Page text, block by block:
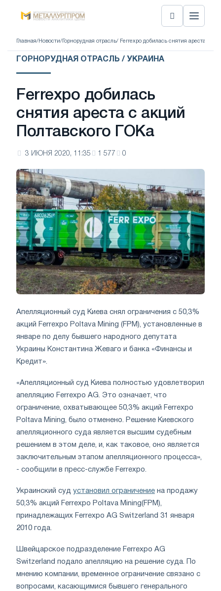
Главная/ Новости/ Горнорудная отрасль/ Ferrexpo добилась снятия ареста с
ГОРНОРУДНАЯ ОТРАСЛЬ / УКРАИНА
Ferrexpo добилась
снятия ареста с акций
Полтавского ГОКа
3 ИЮНЯ 2020, 11:35 1 577 0
Апелляционный суд Киева снял ограничения с 50,3%
акций Ferrexpo Poltava Mining (FPM), установленные в
январе по делу бывшего народного депутата
Украины Константина Жеваго и банка «Финансы и
Кредит».
«Апелляционный суд Киева полностью удовлетворил
апелляцию Ferrexpo AG. Это означает, что
ограничение, охватывающее 50,3% акций Ferrexpo
Poltava Mining, было отменено. Решение Киевского
апелляционного суда является высшим судебным
решением в этом деле, и, как таковое, оно является
заключительным этапом апелляционного процесса»,
- сообщили в пресс-службе Ferrexpo.
Украинский суд установил ограничение на продажу
50,3% акций Ferrexpo Poltava Mining(FPM),
принадлежащих Ferrexpo AG Switzerland 31 января
2010 года.
Швейцарское подразделение Ferrexpo AG
Switzerland подало апелляцию на решение суда. По
мнению компании, временное ограничение связано с
вопросами, касающимися бывшего генерального